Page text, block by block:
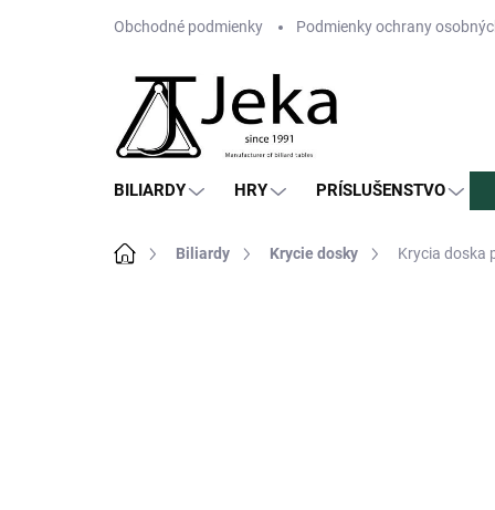
Obchodné podmienky Podmienky ochrany
BILIARDY HRY PRÍSLUŠENSTVO
DomovBiliardy Krycie dosky Krycia doska